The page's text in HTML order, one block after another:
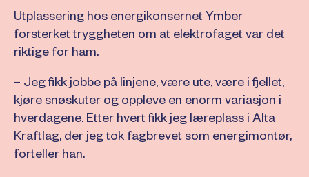
Utplassering hos energikonsernet Ymber
forsterket tryggheten om at elektrofaget var det
riktige for ham.
– Jeg fikk jobbe på linjene, være ute, være i fjellet,
kjøre snøskuter og oppleve en enorm variasjon i
hverdagene. Etter hvert fikk jeg læreplass i Alta
Kraftlag, der jeg tok fagbrevet som energimontør,
forteller han.